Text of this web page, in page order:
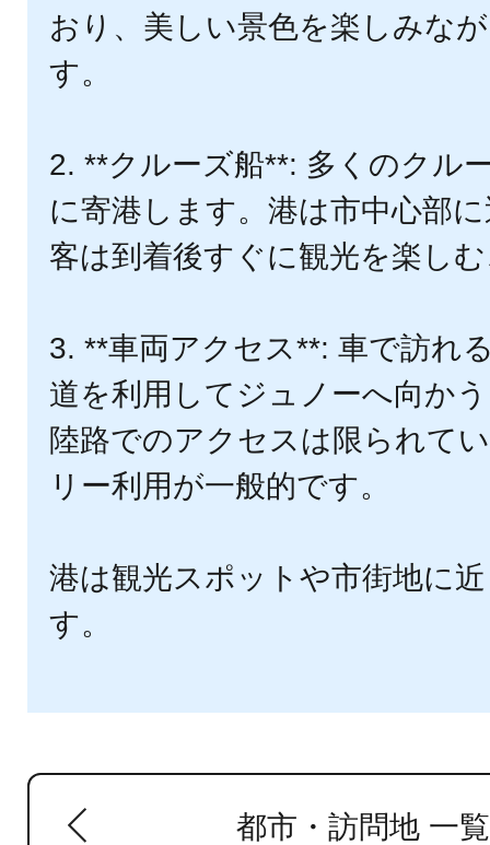
おり、美しい景色を楽しみな
す。
2. **クルーズ船**: 多くのクル
に寄港します。港は市中心部
客は到着後すぐに観光を楽し
3. **車両アクセス**: 車で訪れ
道を利用してジュノーへ向か
陸路でのアクセスは限られて
リー利用が一般的です。
港は観光スポットや市街地に
す。
都市・訪問地 一